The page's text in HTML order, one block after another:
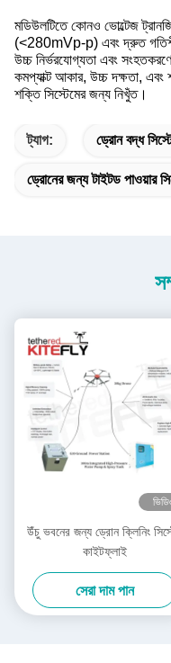
মডিউলটিতে কোনও ভোল্টেজ
(<280mVp-p) এবং দ্রুত
উচ্চ নির্ভরযোগ্যতা এবং
কমপ্যাক্ট আকার, উচ্চ দক্ষতা, এবং
শক্তি সিস্টেমের জন্য নিখুঁত।
ট্যাগ: ড্রোন বদ্ধ
ড্রোনের জন্য টাইটড পাওয়ার
উঁচু ভবনের জন্য ড্রোন ক্লিনিং
কাইটফ্লাই
সেরা দাম পান